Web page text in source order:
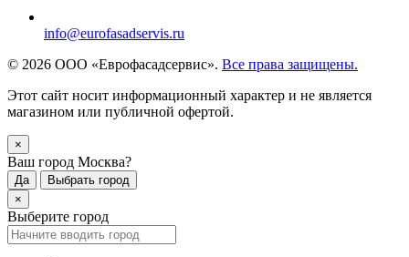
info@eurofasadservis.ru
© 2026 ООО «Еврофасадсервис». Все права защищены.
Этот сайт носит информационный характер и не является
магазином или публичной офертой.
×
Ваш город Москва?
Да
Выбрать город
×
Выберите город